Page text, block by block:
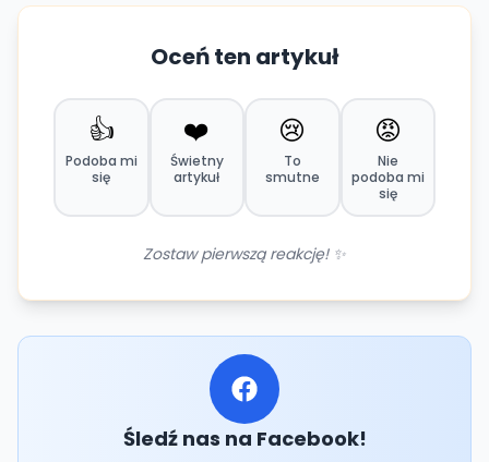
Oceń ten artykuł
👍
Podoba mi
się
❤️
Świetny
artykuł
😢
To
smutne
😡
Nie
podoba mi
się
Zostaw pierwszą reakcję! ✨
Śledź nas na Facebook!